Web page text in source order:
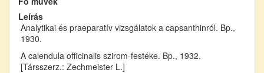
Leírás
Analytikai és praeparatív vizsgálatok a capsanthinról. Bp.,
1930.
A calendula officinalis szirom-festéke. Bp., 1932.
[Társszerz.: Zechmeister L.]